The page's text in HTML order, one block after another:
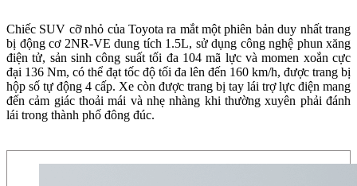
Chiếc SUV cỡ nhỏ của Toyota ra mắt một phiên bản duy nhất trang
bị động cơ 2NR-VE dung tích 1.5L, sử dụng công nghệ phun xăng
điện tử, sản sinh công suất tối đa 104 mã lực và momen xoắn cực
đại 136 Nm, có thể đạt tốc độ tối đa lên đến 160 km/h, được trang bị
hộp số tự động 4 cấp. Xe còn được trang bị tay lái trợ lực điện mang
đến cảm giác thoải mái và nhẹ nhàng khi thường xuyên phải đánh
lái trong thành phố đông đúc.